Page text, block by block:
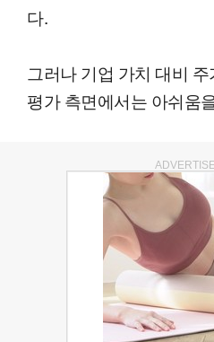
다.
그러나 기업 가치 대비
평가 측면에서는 아쉬움